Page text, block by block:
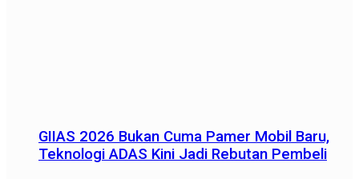
GIIAS 2026 Bukan Cuma Pamer Mobil Baru,
Teknologi ADAS Kini Jadi Rebutan Pembeli